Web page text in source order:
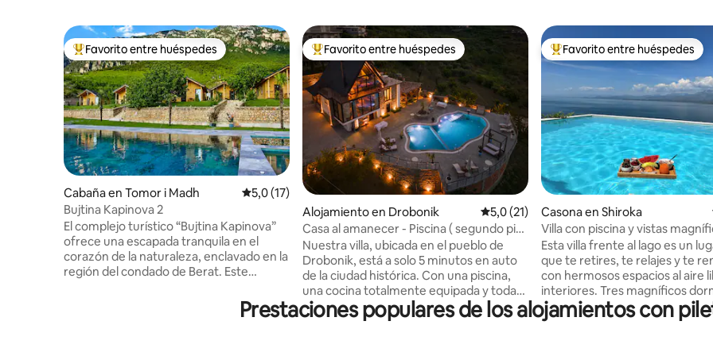
Favorito entre los huéspedes más destacados
Favorito entre huéspedes
Cabaña en Tomor i Madh Calificación promedio: 5,0 de 5. 17 evaluaciones
5,0 (17)
Bujtina Kapinova 2
El complejo turístico “Bujtina Kapinova”
ofrece una escapada tranquila en el
corazón de la naturaleza, enclavado en la
región del condado de Berat. Este
impresionante Parque Nacional de la
Montaña Tomorri, cuenta con un
Favorito entre los huéspedes más destacados
Favorito entre huéspedes
Alojamiento en Drobonik Calificación promedio: 5,0 de 5. 21
5,0 (21)
Casa al amanecer - Piscina ( segundo piso
)Nuestra villa, ubicada en el pueblo de
Drobonik, está a solo 5 minutos en auto
de la ciudad histórica. Con una piscina,
una cocina totalmente equipada y todas
las comodidades necesarias para familias
y grupos de amigos, nuestra villa ofrece
Favorito entre los huéspedes
Favorito entre huéspedes
Casona en Shiroka
Villa con piscina y vistas
Lake Breeze
Esta villa frente al lago es un
que te retires, te relajes y te
con hermosos espacios al aire
interiores. Tres magníficos
con vistas al lago. Disfruta de
mañanas junto a la
Prestaciones populares de los alojamientos con